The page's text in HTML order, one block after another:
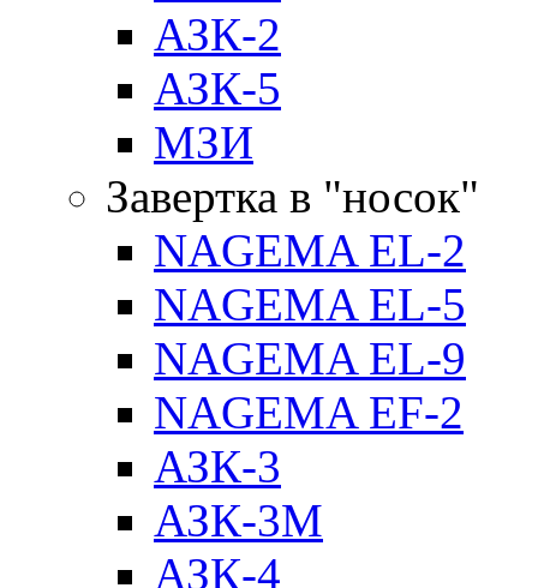
АЗК-2
АЗК-5
МЗИ
Завертка в "носок"
NAGEMA EL-2
NAGEMA EL-5
NAGEMA EL-9
NAGEMA EF-2
АЗК-3
АЗК-3М
АЗК-4